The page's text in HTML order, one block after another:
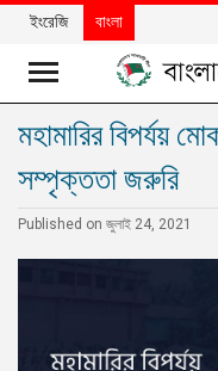
খবর
দলের
বিশেষ
প্রতিবেদন
ইংরেজি বাংলা
মহামারির বিপর্যয়
সম্পৃক্ততা জরুরি
Published on জুলাই 24, 2021